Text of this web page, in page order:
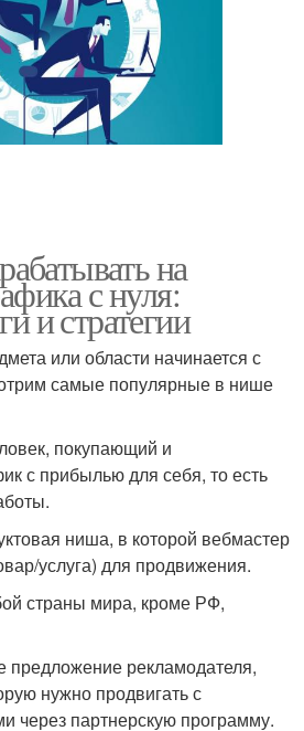
на
с нуля:
и стратегии
или области начинается с
самые популярные в нише
покупающий и
с прибылью для себя, то есть
ниша, в которой вебмастер
услуга) для продвижения.
страны мира, кроме РФ,
предложение рекламодателя,
нужно продвигать с
через партнерскую программу.